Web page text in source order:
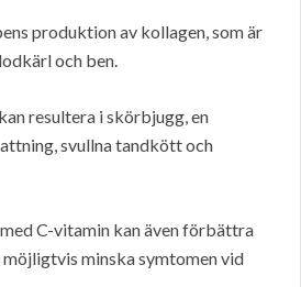
produktion av kollagen, som är
och ben.
resultera i skörbjugg, en
svullna tandkött och
C-vitamin kan även förbättra
minska symtomen vid